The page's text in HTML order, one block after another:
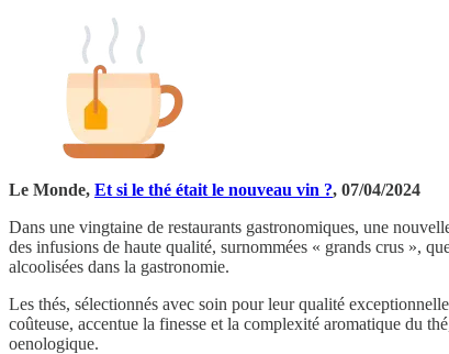
Le Monde, Et si le thé était le nouveau vin ?, 07/04/2024
Dans une vingtaine de restaurants gastronomiques, une
des infusions de haute qualité, surnommées « grands crus »,
alcoolisées dans la gastronomie.
Les thés, sélectionnés avec soin pour leur qualité
coûteuse, accentue la finesse et la complexité aromatique du
oenologique.